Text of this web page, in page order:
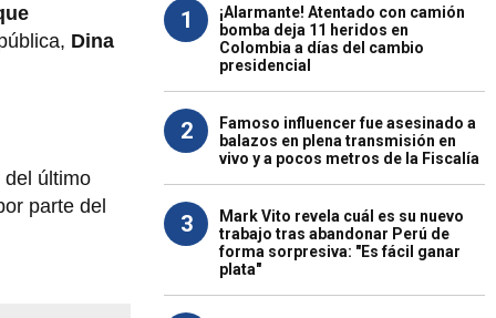
Dina
del último
parte del
1
¡Alarmante! Atentado con camión
bomba deja 11 heridos en
Colombia a días del cambio
presidencial
2
Famoso influencer fue asesinado a
balazos en plena transmisión en
vivo y a pocos metros de la Fiscalía
3
Mark Vito revela cuál es su nuevo
trabajo tras abandonar Perú de
forma sorpresiva: "Es fácil ganar
plata"